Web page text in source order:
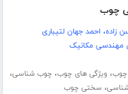
چوب
زاده، احمد جهان لتیبارى
مهندسی مکانیک
، ویژگی های چوب، چوب شناسی،
، سختی چوب